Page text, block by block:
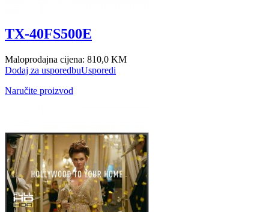
TX-40FS500E
Maloprodajna cijena: 810,0 KM
Dodaj za usporedbuUsporedi
Naručite proizvod